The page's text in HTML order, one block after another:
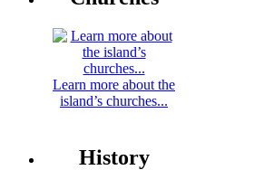
Learn more about the
island’s churches...
History